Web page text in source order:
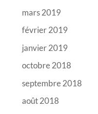
mars 2019
février 2019
janvier 2019
octobre 2018
septembre 2018
août 2018